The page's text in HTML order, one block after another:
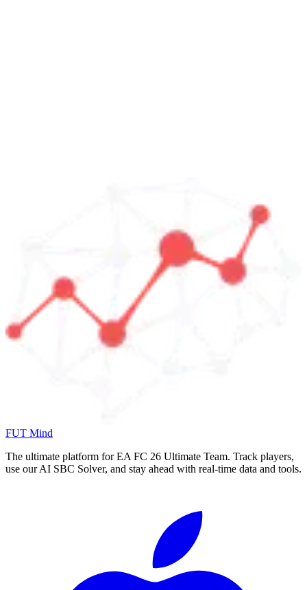
FUT Mind
The ultimate platform for EA FC 26 Ultimate Team. Track players,
use our AI SBC Solver, and stay ahead with real-time data and tools.